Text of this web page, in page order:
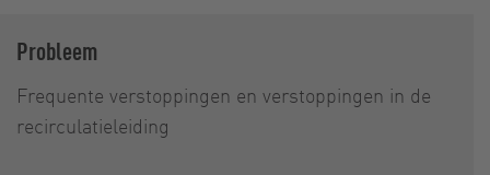
Probleem
Frequente verstoppingen en verstoppingen in de
recirculatieleiding